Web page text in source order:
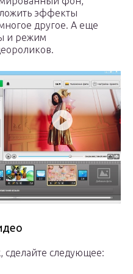
эффекты
другое. А еще
и режим
сделайте следующее: